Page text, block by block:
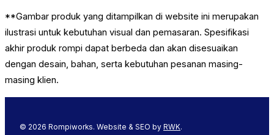
**Gambar produk yang ditampilkan di website ini merupakan
ilustrasi untuk kebutuhan visual dan pemasaran. Spesifikasi
akhir produk rompi dapat berbeda dan akan disesuaikan
dengan desain, bahan, serta kebutuhan pesanan masing-
masing klien.
© 2026 Rompiworks. Website & SEO by RWK.